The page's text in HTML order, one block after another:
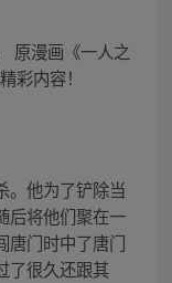
原漫画《一人之
彩内容！
。他为了铲除当
后将他们聚在一
唐门时中了唐门
了很久还跟其